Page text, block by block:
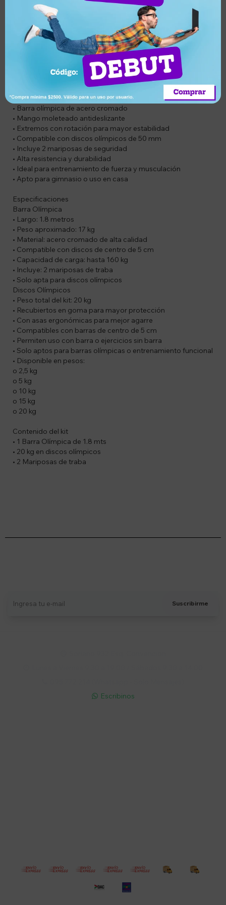
que ayudan a mejorar la estabilidad y el rendimiento en cada
repetición.
SOLO APTA PARA DISCOS OLÍMPICOS
Compatible con discos de centro de 5 cm, asegurando un
ajuste seguro y estable. Incluye 2 mariposas de traba para la
fijación de los discos. Su estructura resistente permite
soportar cargas elevadas, ideal para uso doméstico o
profesional.
Características
• Barra olímpica de acero cromado
• Mango moleteado antideslizante
• Extremos con rotación para mayor estabilidad
• Compatible con discos olímpicos de 50 mm
• Incluye 2 mariposas de seguridad
• Alta resistencia y durabilidad
• Ideal para entrenamiento de fuerza y musculación
• Apto para gimnasio o uso en casa
Especificaciones
Barra Olímpica
• Largo: 1.8 metros
• Peso aproximado: 17 kg
• Material: acero cromado de alta calidad
• Compatible con discos de centro de 5 cm
• Capacidad de carga: hasta 160 kg
• Incluye: 2 mariposas de traba
• Solo apta para discos olímpicos
Discos Olímpicos
• Peso total del kit: 20 kg
• Recubiertos en goma para mayor protección
• Con asas ergonómicas para mejor agarre
• Compatibles con barras de centro de 5 cm
• Permiten uso con barra o ejercicios sin barra
• Solo aptos para barras olímpicas o entrenamiento funcional
• Disponible en pesos:
o 2,5 kg
o 5 kg
o 10 kg
o 15 kg
o 20 kg
Contenido del kit
• 1 Barra Olímpica de 1.8 mts
• 20 kg en discos olímpicos
• 2 Mariposas de traba
Suscribirme
 Escribinos